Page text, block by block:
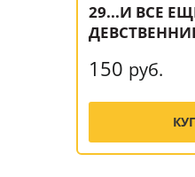
29...И ВСЕ
150 руб.